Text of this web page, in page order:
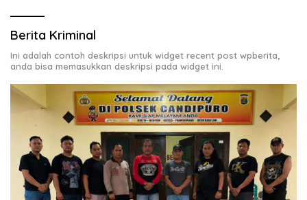
Berita Kriminal
Ini adalah contoh deskripsi untuk widget recent post wpberita,
anda bisa memasukkan deskripsi pada widget ini.